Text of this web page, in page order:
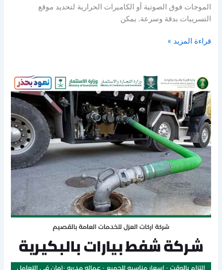
الموجات فوق الصوتية أو الكاميرات الحرارية لتحديد موقع
التسريبات بدقة وسرعة. يمكن
قراءة المزيد »
شركة
شفط
بيارات
بالبكيرية